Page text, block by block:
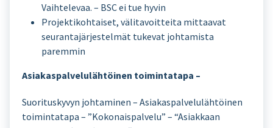
Vaihtelevaa. – BSC ei tue hyvin
Projektikohtaiset, välitavoitteita mittaavat
seurantajärjestelmät tukevat johtamista
paremmin
Asiakaspalvelulähtöinen toimintatapa –
Suorituskyvyn johtaminen – Asiakaspalvelulähtöinen
toimintatapa – ”Kokonaispalvelu” – “Asiakkaan